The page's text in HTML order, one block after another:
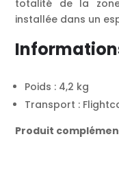
totalité de la
installée dans un
Poids : 4,2 kg
Transport :
Produit